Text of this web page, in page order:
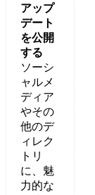
アップ
デート
を公開
する
ソーシ
ャルメ
ディア
やその
他のデ
ィレク
トリ
に、魅
力的な